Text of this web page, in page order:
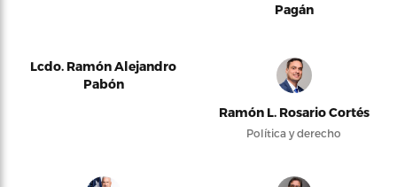
Pagán
Lcdo. Ramón Alejandro
Pabón
Ramón L. Rosario Cortés
Política y derecho